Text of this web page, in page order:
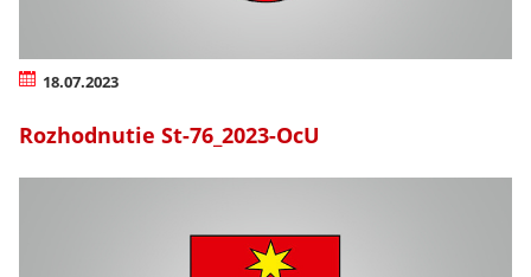
18.07.2023
Rozhodnutie St-76_2023-OcU